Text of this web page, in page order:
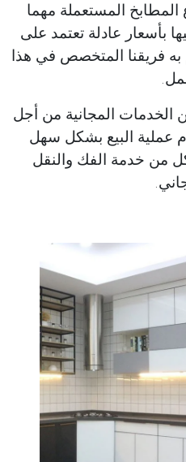
المطابخ المستعملة مهما
بأسعار عادلة تعتمد على
به فريقنا المتخصص في هذا
الخدمات المجانية من أجل
عملية البيع بشكل سهل
من خدمة الفك والنقل